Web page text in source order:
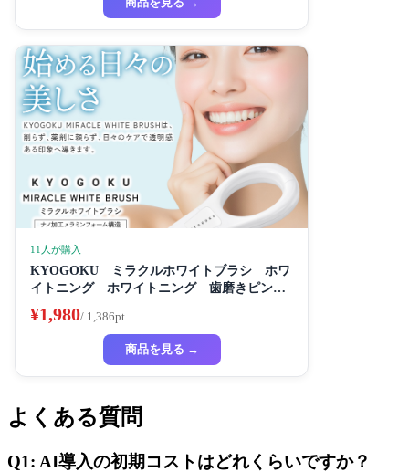
11人が購入
KYOGOKU ミラクルホワイトブラシ ホワ
イトニング ホワイトニング 歯磨きピンク
き粉き 歯磨き粉 セルフホワイトニング
¥1,980/ 1,386pt
商品を見る →
よくある質問
Q1: AI導入の初期コストはどれくらいですか？